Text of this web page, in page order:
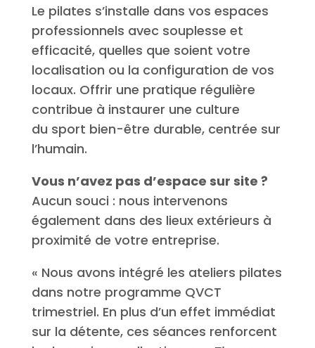
Le pilates s’installe dans vos espaces
professionnels avec souplesse et
efficacité, quelles que soient votre
localisation ou la configuration de vos
locaux. Offrir une pratique régulière
contribue à instaurer une culture
du sport bien-être durable, centrée sur
l’humain.
Vous n’avez pas d’espace sur site ?
Aucun souci : nous intervenons
également dans des lieux extérieurs à
proximité de votre entreprise.
« Nous avons intégré les ateliers pilates
dans notre programme QVCT
trimestriel. En plus d’un effet immédiat
sur la détente, ces séances renforcent